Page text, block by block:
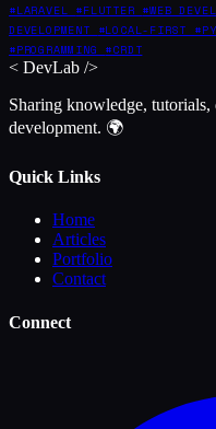
#LARAVEL #FLUTTER #WEB
DEVELOPMENT #LOCAL-FIRST
#PROGRAMMING #CRDT
< DevLab />
Sharing knowledge,
development. 🌍
Quick Links
Home
Articles
Portfolio
Contact
Connect